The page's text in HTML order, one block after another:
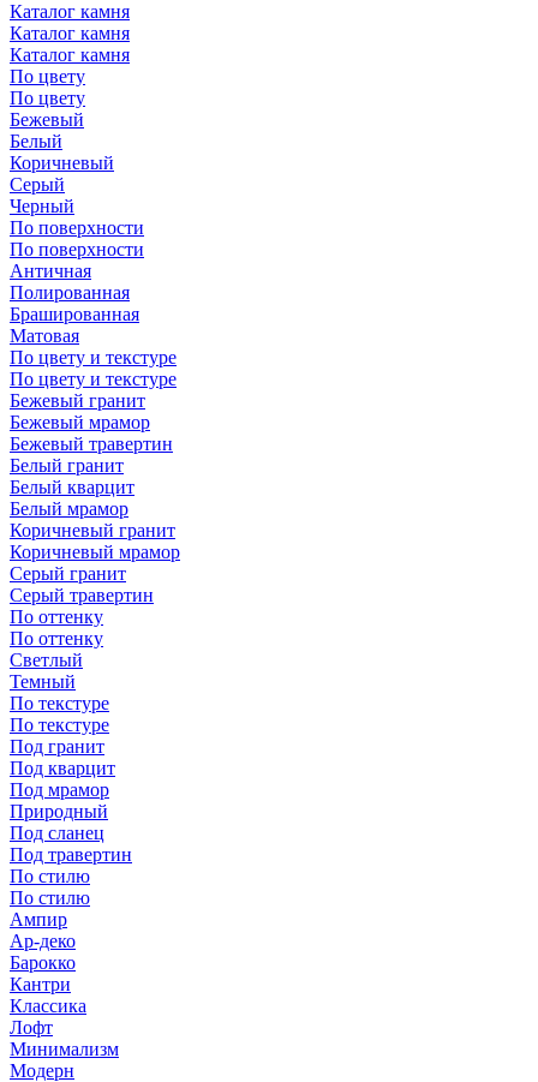
Каталог камня
Каталог камня
Каталог камня
По цвету
По цвету
Бежевый
Белый
Коричневый
Серый
Черный
По поверхности
По поверхности
Античная
Полированная
Брашированная
Матовая
По цвету и текстуре
По цвету и текстуре
Бежевый гранит
Бежевый мрамор
Бежевый травертин
Белый гранит
Белый кварцит
Белый мрамор
Коричневый гранит
Коричневый мрамор
Серый гранит
Серый травертин
По оттенку
По оттенку
Светлый
Темный
По текстуре
По текстуре
Под гранит
Под кварцит
Под мрамор
Природный
Под сланец
Под травертин
По стилю
По стилю
Ампир
Ар-деко
Барокко
Кантри
Классика
Лофт
Минимализм
Модерн